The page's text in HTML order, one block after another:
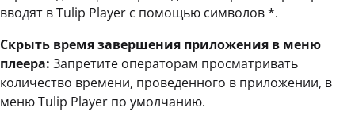
вводят в Tulip Player с помощью символов *.
Скрыть время завершения приложения в меню
плеера: Запретите операторам просматривать
количество времени, проведенного в приложении, в
меню Tulip Player по умолчанию.